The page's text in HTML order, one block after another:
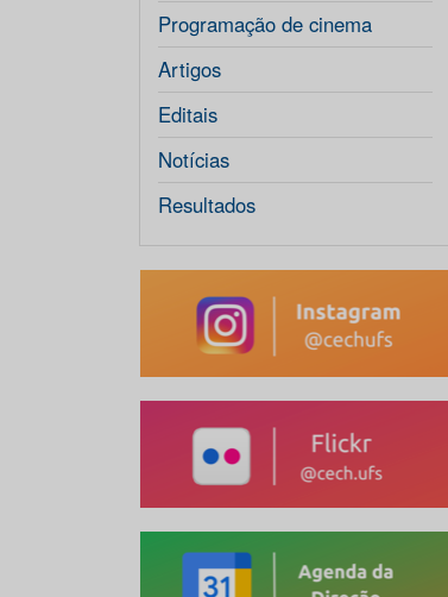
Programação de cinema
Artigos
Editais
Notícias
Resultados